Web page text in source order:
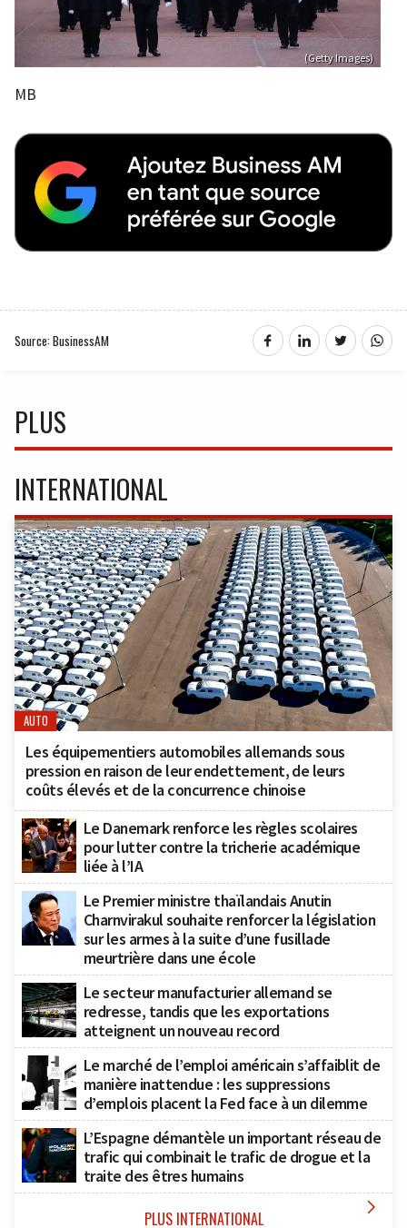
(Getty Images)
MB
Source: BusinessAM
PLUS
INTERNATIONAL
AUTO
Les équipementiers automobiles allemands sous
pression en raison de leur endettement, de leurs
coûts élevés et de la concurrence chinoise
Le Danemark renforce les règles scolaires
pour lutter contre la tricherie académique
liée à l’IA
Le Premier ministre thaïlandais Anutin
Charnvirakul souhaite renforcer la législation
sur les armes à la suite d’une fusillade
meurtrière dans une école
Le secteur manufacturier allemand se
redresse, tandis que les exportations
atteignent un nouveau record
Le marché de l’emploi américain s’affaiblit de
manière inattendue : les suppressions
d’emplois placent la Fed face à un dilemme
L’Espagne démantèle un important réseau de
trafic qui combinait le trafic de drogue et la
traite des êtres humains
PLUS INTERNATIONAL 